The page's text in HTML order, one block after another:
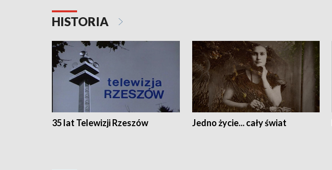
HISTORIA
35 lat Telewizji Rzeszów Jedno życie... cały świat